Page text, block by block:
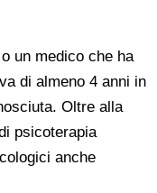
un medico che ha
di almeno 4 anni in
Oltre alla
psicoterapia
anche